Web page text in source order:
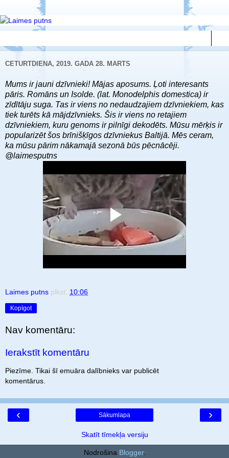
CETURTDIENA, 2019. GADA 28. MARTS
Mums ir jauni dzīvnieki! Mājas aposums. Ļoti interesants
pāris. Romāns un Isolde. (lat. Monodelphis domestica) ir
zīdītāju suga. Tas ir viens no nedaudzajiem dzīvniekiem, kas
tiek turēts kā mājdzīvnieks. Šis ir viens no retajiem
dzīvniekiem, kuru genoms ir pilnīgi dekodēts. Mūsu mērķis ir
popularizēt šos brīnišķīgos dzīvniekus Baltijā. Mēs ceram,
ka mūsu pārim nākamajā sezonā būs pēcnācēji.
@laimesputns
Laimes putns plkst. 10:06
Kopīgot
Nav komentāru:
Ierakstīt komentāru
Piezīme. Tikai šī emuāra dalībnieks var publicēt
komentārus.
‹ ›
Sākumlapa
Skatīt tīmekļa versiju
Nodrošina Blogger.